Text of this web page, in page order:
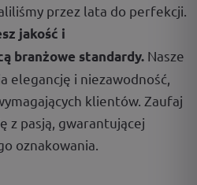
przez lata do perfekcji.
jakość i
branżowe standardy. Nasze
elegancję i niezawodność,
klientów. Zaufaj
z pasją, gwarantującej
oznakowania.